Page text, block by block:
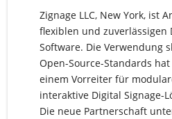
Zignage LLC, New York, ist
flexiblen und zuverlässigen
Software. Die Verwendung
Open-Source-Standards
einem Vorreiter für
interaktive Digital Signage-
Die neue Partnerschaft